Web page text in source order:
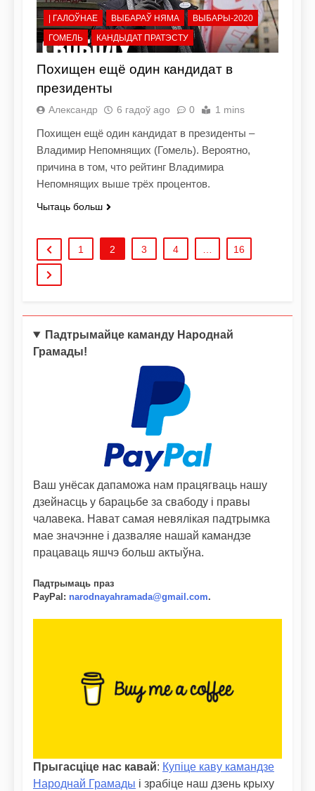
| ГАЛОЎНАЕ ВЫБАРАЎ НЯМА
ВЫБАРЫ-2020
ГОМЕЛЬ
КАНДЫДАТ ПРАТЭСТУ
Похищен ещё один кандидат в
президенты
Александр 6 гадоў ago 0 1 mins
Похищен ещё один кандидат в президенты –
Владимир Непомнящих (Гомель). Вероятно,
причина в том, что рейтинг Владимира
Непомнящих выше трёх процентов.
Чытаць больш
1 2 3 4 16
Падтрымайце каманду Народнай
Грамады!
Ваш унёсак дапаможа нам працягваць нашу
дзейнасць у барацьбе за свабоду і правы
чалавека. Нават самая невялікая падтрымка
мае значэнне і дазваляе нашай камандзе
працаваць яшчэ больш актыўна.
Падтрымаць праз
PayPal : narodnayahramada@gmail.com.
Прыгасціце нас кавай: Купіце каву камандзе
Народнай Грамады і зрабіце наш дзень крыху